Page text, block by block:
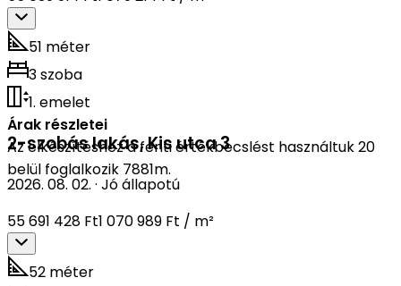
51 méter
3 szoba
1. emelet
Árak részletei
Az elkészítéshez a fenti értékbecslést használtuk 20
belül foglalkozik 7881m.
2-szobás lakás,Kis utca 3
2026. 08. 02. · Jó állapotú
55 691 428 Ft1 070 989 Ft / m²
52 méter